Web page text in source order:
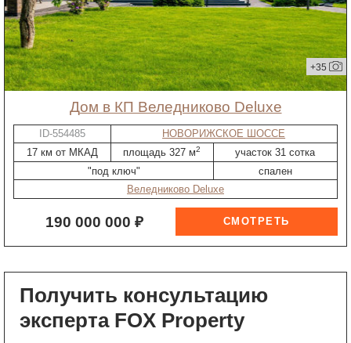
+35
дом в КП Веледниково Deluxe
ID-554485
НОВОРИЖСКОЕ ШОССЕ
17 км от МКАД
площадь 327 м2
участок 31 сотка
"под ключ"
спален
Веледниково Deluxe
190 000 000 ₽
Получить консультацию
эксперта FOX Property